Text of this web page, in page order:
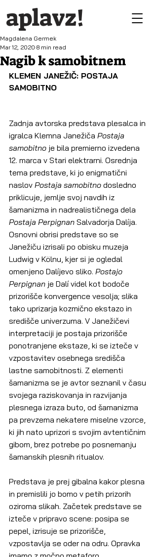
aplavz!
Nagib k samobitnem
Magdalena Germek
Mar 12, 2020 8 min read
KLEMEN JANEŽIČ: POSTAJA
SAMOBITNO
Zadnja avtorska predstava plesalca in
igralca Klemna Janežiča Postaja
samobitno je bila premierno izvedena
12. marca v Stari elektrarni. Osrednja
tema predstave, ki jo enigmatični
naslov Postaja samobitno dosledno
priklicuje, jemlje svoj navdih iz
šamanizma in nadrealističnega dela
Postaja Perpignan Salvadorja Dalíja.
Osnovni obrisi predstave so se
Janežiču izrisali po obisku muzeja
Ludwig v Kölnu, kjer si je ogledal
omenjeno Dalíjevo sliko. Postajo
Perpignan je Dalí videl kot bodoče
prizorišče konvergence vesolja; slika
tako uprizarja kozmično ekstazo in
središče univerzuma. V Janežičevi
interpretaciji je postaja prizorišče
ponotranjene ekstaze, ki se izteče v
vzpostavitev osebnega središča
lastne samobitnosti. Z elementi
šamanizma se je avtor seznanil v času
svojega raziskovanja in razvijanja
plesnega izraza buto, od šamanizma
pa prevzema nekatere miselne vzorce,
ki jih nato uprizori s svojim avtentičnim
gibom, brez potrebe po posnemanju
šamanskih plesnih ritualov.
Predstava je prej gibalna kakor plesna
in premislili jo bomo v petih prizorih
oziroma slikah. Začetek predstave se
izteče v pripravo scene: posipa se
pepel, izrisuje se prizorišče,
vzpostavlja se oder na odru. Opravka